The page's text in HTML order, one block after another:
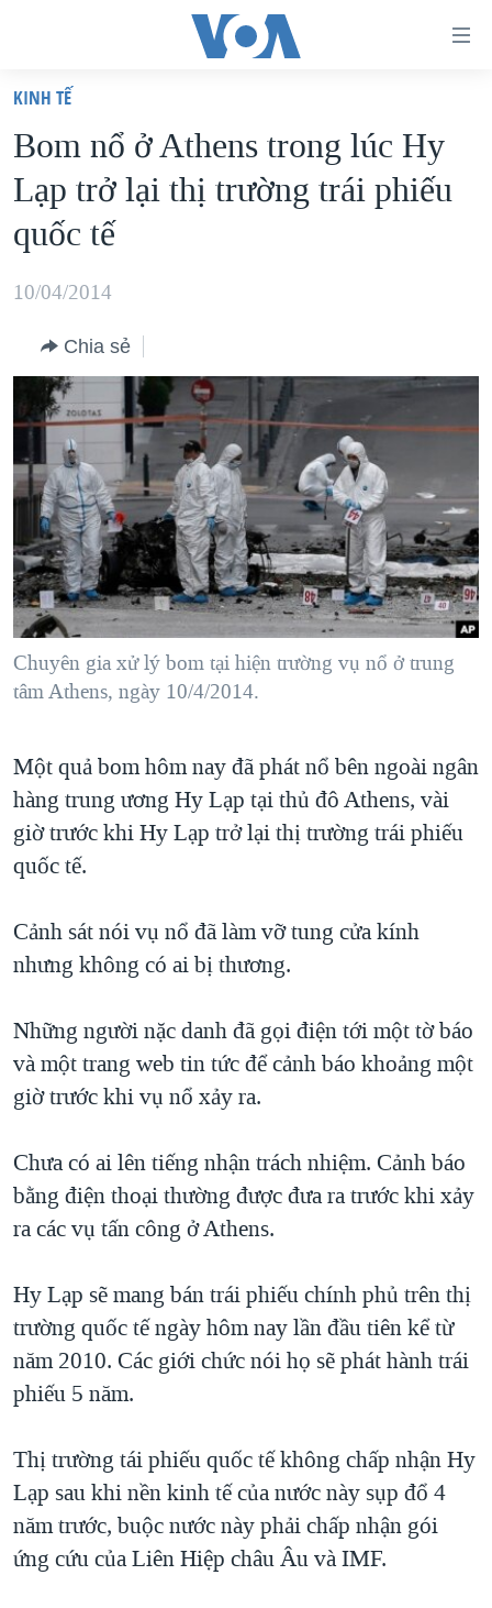
truy
cập
Tới
nội
dung
chính
hướng
chính
Đi
tới
"Tìm"
VIỆT NAM
HOA KỲ
BIỂN ĐÔNG
THẾ GIỚI
DIỄN ĐÀN
MỤC
TỰ DO BÁO CHÍ
VẠCH TRẦN TIN GIẢ
NGƯỜI VIỆT HẢI NGOẠI
ĐỜI SỐNG
KINH TẾ
KHOA HỌC
SỨC KHOẺ
GIÁO DỤC
CHUYÊN ĐỀ
CHIẾN TRANH THƯƠNG MẠI CỦA MỸ: QUÁ KHỨ VÀ HIỆN
TẠI
HÀNH TRÌNH BẦU CỬ 2024
MỘT NĂM CHIẾN TRANH TẠI DẢI GAZA
GIẢI MÃ VÀNH ĐAI & CON ĐƯỜNG
NGÀY TỊ NẠN THẾ GIỚI
TRỊNH VĨNH BÌNH - NGƯỜI HẠ 'BÊN THẮNG CUỘC'
CHI PHÍ CHIẾN TRANH AFGHANISTAN
CÁC GIÁ TRỊ CỘNG HÒA Ở VIỆT NAM
THƯỢNG ĐỈNH TRUMP-KIM TẠI VIỆT NAM
NGƯ DÂN VIỆT VÀ LÀN SÓNG TRỘM HẢI SÂM
BÊN KIA QUỐC LỘ: TIẾNG VỌNG TỪ NÔNG THÔN MỸ
HỌC TIẾNG ANH
VIDEO
NGHE
MẠNG XÃ HỘI
KINH TẾ
Bom nổ ở Athens trong lúc Hy
Lạp trở lại thị trường trái phiếu
quốc tế
10/04/2014
Chia sẻ
Chuyên gia xử lý bom tại hiện trường vụ nổ ở trung
tâm Athens, ngày 10/4/2014.
Một quả bom hôm nay đã phát nổ bên ngoài ngân
hàng trung ương Hy Lạp tại thủ đô Athens, vài
giờ trước khi Hy Lạp trở lại thị trường trái phiếu
quốc tế.
Cảnh sát nói vụ nổ đã làm vỡ tung cửa kính
nhưng không có ai bị thương.
Những người nặc danh đã gọi điện tới một tờ báo
và một trang web tin tức để cảnh báo khoảng một
giờ trước khi vụ nổ xảy ra.
Chưa có ai lên tiếng nhận trách nhiệm. Cảnh báo
bằng điện thoại thường được đưa ra trước khi xảy
ra các vụ tấn công ở Athens.
Hy Lạp sẽ mang bán trái phiếu chính phủ trên thị
trường quốc tế ngày hôm nay lần đầu tiên kể từ
năm 2010. Các giới chức nói họ sẽ phát hành trái
phiếu 5 năm.
Thị trường tái phiếu quốc tế không chấp nhận Hy
Lạp sau khi nền kinh tế của nước này sụp đổ 4
năm trước, buộc nước này phải chấp nhận gói
ứng cứu của Liên Hiệp châu Âu và IMF.